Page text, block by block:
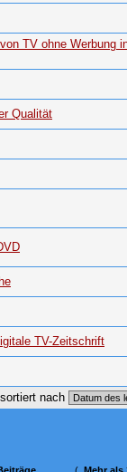
von TV ohne Werbung
Qualität
TV-Zeitschrift
nach